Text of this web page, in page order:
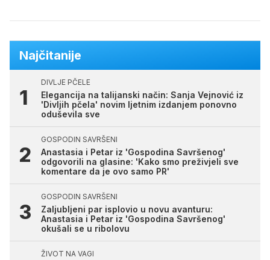
Najčitanije
DIVLJE PČELE
Elegancija na talijanski način: Sanja Vejnović iz
'Divljih pčela' novim ljetnim izdanjem ponovno
oduševila sve
GOSPODIN SAVRŠENI
Anastasia i Petar iz 'Gospodina Savršenog'
odgovorili na glasine: 'Kako smo preživjeli sve
komentare da je ovo samo PR'
GOSPODIN SAVRŠENI
Zaljubljeni par isplovio u novu avanturu:
Anastasia i Petar iz 'Gospodina Savršenog'
okušali se u ribolovu
ŽIVOT NA VAGI